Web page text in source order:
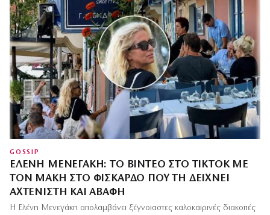
GOSSIP
ΕΛΈΝΗ ΜΕΝΕΓΆΚΗ: ΤΟ ΒΊΝΤΕΟ ΣΤΟ TIKTOK ΜΕ
ΤΟΝ ΜΆΚΗ ΣΤΟ ΦΙΣΚΆΡΔΟ ΠΟΥ ΤΗ ΔΕΊΧΝΕΙ
ΑΧΤΈΝΙΣΤΗ ΚΑΙ ΆΒΑΦΗ
Η Ελένη Μενεγάκη απολαμβάνει ξέγνοιαστες καλοκαιρινές διακοπές